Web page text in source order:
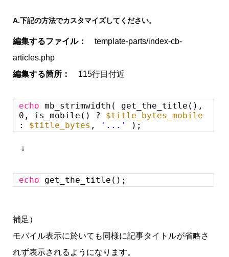
A.下記の方法でカスタマイズしてください。
編集するファイル：
template-parts/index-cb-
articles.php
編集する箇所：
115行目付近
echo mb_strimwidth( get_the_title(),
0, is_mobile() ? $title_bytes_mobile
: $title_bytes , '...' );
↓
echo get_the_title();
補足）
モバイル表示に於いても同様に記事タイトルが省略さ
れず表示されるようになります。